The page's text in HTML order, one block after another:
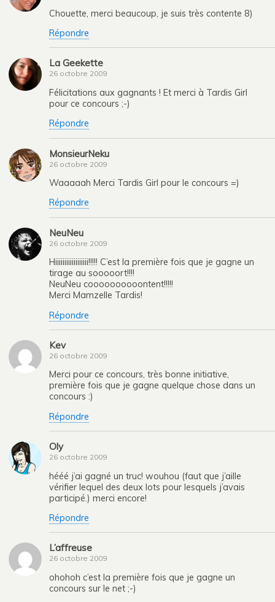
Chouette, merci beaucoup, je suis très contente 8)
Répondre
La Geekette
26 octobre 2009
Félicitations aux gagnants ! Et merci à Tardis Girl
pour ce concours ;-)
Répondre
MonsieurNeku
26 octobre 2009
Waaaaah Merci Tardis Girl pour le concours =)
Répondre
NeuNeu
26 octobre 2009
Hiiiiiiiiiiiiiiiiii!!!!! C’est la première fois que je gagne un
tirage au sooooort!!!!
NeuNeu coooooooooontent!!!!!
Merci Mamzelle Tardis!
Répondre
Kev
26 octobre 2009
Merci pour ce concours, très bonne initiative,
première fois que je gagne quelque chose dans un
concours :)
Répondre
Oly
26 octobre 2009
hééé j’ai gagné un truc! wouhou (faut que j’aille
vérifier lequel des deux lots pour lesquels j’avais
participé.) merci encore!
Répondre
L’affreuse
26 octobre 2009
ohohoh c’est la première fois que je gagne un
concours sur le net ;-)